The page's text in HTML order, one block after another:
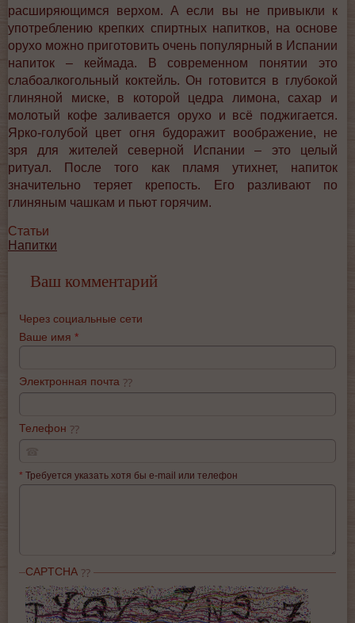
расширяющимся верхом. А если вы не привыкли к
употреблению крепких спиртных напитков, на основе
орухо можно приготовить очень популярный в Испании
напиток – кеймада. В современном понятии это
слабоалкогольный коктейль. Он готовится в глубокой
глиняной миске, в которой цедра лимона, сахар и
молотый кофе заливается орухо и всё поджигается.
Ярко-голубой цвет огня будоражит воображение, не
зря для жителей северной Испании – это целый
ритуал. После того как пламя утихнет, напиток
значительно теряет крепость. Его разливают по
глиняным чашкам и пьют горячим.
Статьи
Напитки
Ваш комментарий
Через социальные сети
Ваше имя*
Электронная почта
Телефон
* Требуется указать хотя бы e-mail или телефон
CAPTCHA